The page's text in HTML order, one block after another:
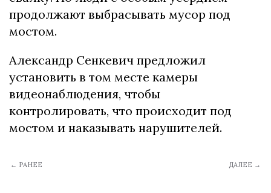
продолжают выбрасывать мусор под
мостом.
Александр Сенкевич предложил
установить в том месте камеры
видеонаблюдения, чтобы
контролировать, что происходит под
мостом и наказывать нарушителей.
← РАНЕЕ ДАЛЕЕ →